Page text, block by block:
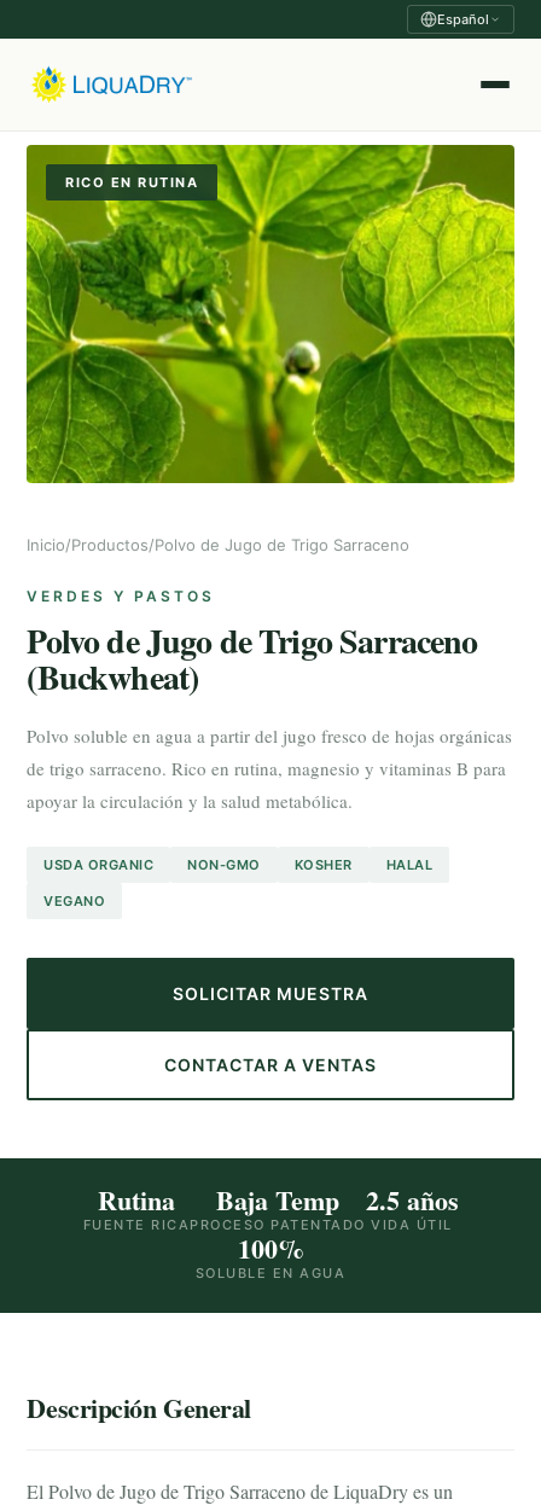
Español
RICO EN RUTINA
Inicio/Productos/Polvo de Jugo de Trigo Sarraceno
VERDES Y PASTOS
Polvo de Jugo de Trigo Sarraceno
(Buckwheat)
Polvo soluble en agua a partir del jugo fresco de hojas orgánicas
de trigo sarraceno. Rico en rutina, magnesio y vitaminas B para
apoyar la circulación y la salud metabólica.
USDA ORGANIC NON-GMO KOSHER HALAL
VEGANO
SOLICITAR MUESTRA
CONTACTAR A VENTAS
Rutina
FUENTE RICA
Baja Temp
PROCESO PATENTADO
2.5 años
VIDA ÚTIL
100%
SOLUBLE EN AGUA
Descripción General
El Polvo de Jugo de Trigo Sarraceno de LiquaDry es un